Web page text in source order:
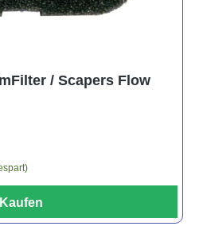
/ Scapers Flow
Kaufen